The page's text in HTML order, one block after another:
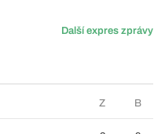
Další expres zprávy
Z B